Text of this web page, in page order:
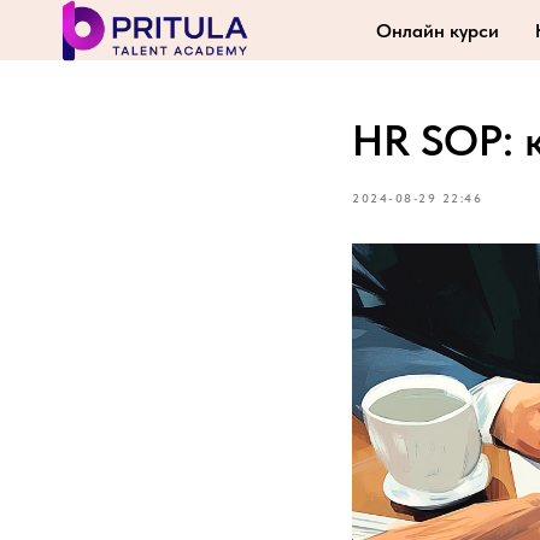
Онлайн курси
HR SOP:
2024-08-29 22:46